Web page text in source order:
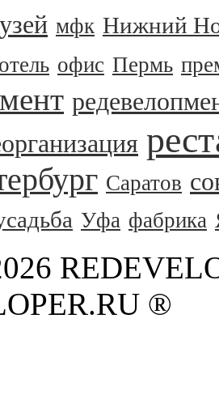
мфк Нижний
отель офис Пермь
Саратов
Уфа фабрика
®